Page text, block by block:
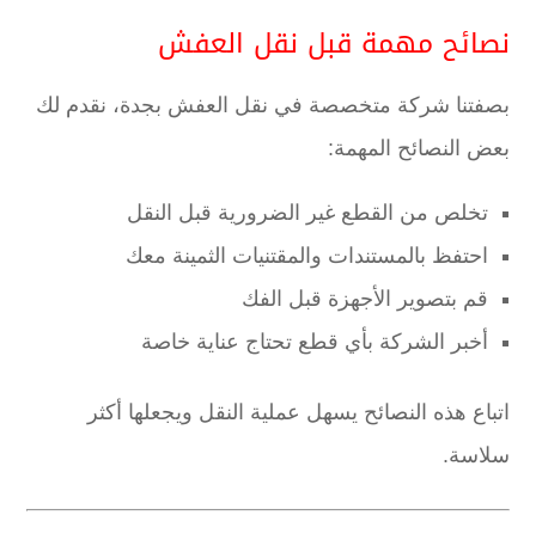
نصائح مهمة قبل نقل العفش
بصفتنا شركة متخصصة في نقل العفش بجدة، نقدم لك
بعض النصائح المهمة:
تخلص من القطع غير الضرورية قبل النقل
احتفظ بالمستندات والمقتنيات الثمينة معك
قم بتصوير الأجهزة قبل الفك
أخبر الشركة بأي قطع تحتاج عناية خاصة
اتباع هذه النصائح يسهل عملية النقل ويجعلها أكثر
سلاسة.